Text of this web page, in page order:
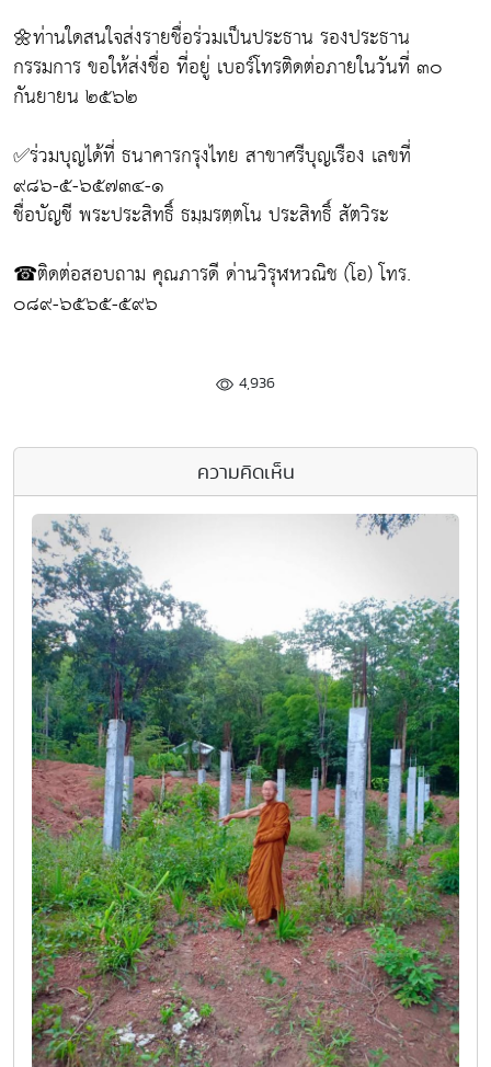
🌼ท่านใดสนใจส่งรายชื่อร่วมเป็นประธาน รองประธาน
กรรมการ ขอให้ส่งชื่อ ที่อยู่ เบอร์โทรติดต่อภายในวันที่ ๓๐
กันยายน ๒๕๖๒
✅ร่วมบุญได้ที่ ธนาคารกรุงไทย สาขาศรีบุญเรือง เลขที่
๙๘๖-๕-๖๕๗๓๔-๑
ชื่อบัญชี พระประสิทธิ์ ธมฺมรตฺตโน ประสิทธิ์ สัตวิระ
☎ติดต่อสอบถาม คุณภารดี ด่านวิรุฬหวณิช (โอ) โทร.
๐๘๙-๖๕๖๕-๕๙๖
4,936
ความคิดเห็น